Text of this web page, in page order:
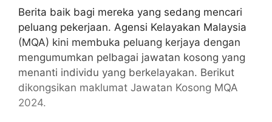
Berita baik bagi mereka yang sedang mencari
peluang pekerjaan. Agensi Kelayakan Malaysia
(MQA) kini membuka peluang kerjaya dengan
mengumumkan pelbagai jawatan kosong yang
menanti individu yang berkelayakan. Berikut
dikongsikan maklumat Jawatan Kosong MQA
2024.